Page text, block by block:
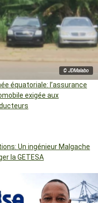
© JDMalabo
équatoriale: l’assurance
exigée aux
Un ingénieur Malgache
la GETESA